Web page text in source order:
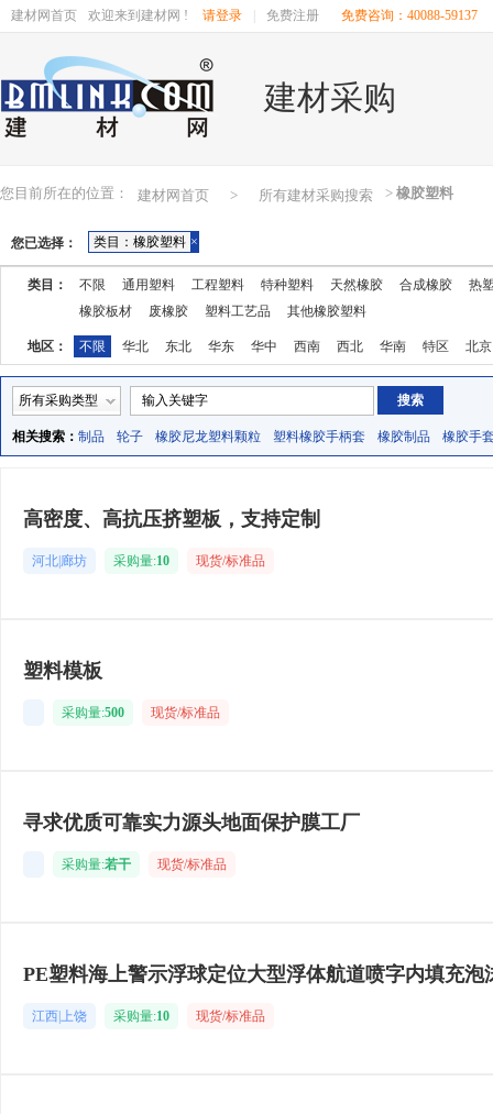
建材网首页 欢迎来到建材网 ! 请登录 免费注册 免费咨询：40088-59137
建材采购
您目前所在的位置： 建材网首页 > 所有建材采购搜索 > 橡胶塑料
您已选择： 类目：橡胶塑料 ×
类目： 不限 通用塑料 工程塑料 特种塑料 天然橡胶 合成橡胶
热
橡胶板材
废橡胶 塑料工艺品 其他橡胶塑料
地区： 不限 华北 东北 华东 华中 西南 西北 华南 特区
北京
湖南
广东 广西 江西 四川 海南 贵州 云南 西藏
陕西
所有采购类型
相关搜索： 制品 轮子 橡胶尼龙塑料颗粒 塑料橡胶手柄套 橡胶制品 橡胶手
高密度、高抗压挤塑板，支持定制
河北|廊坊 采购量:10 现货/标准品
塑料模板
采购量:500 现货/标准品
寻求优质可靠实力源头地面保护膜工厂
采购量:若干 现货/标准品
PE塑料海上警示浮球定位大型浮体航道喷字内填充泡
江西|上饶 采购量:10 现货/标准品